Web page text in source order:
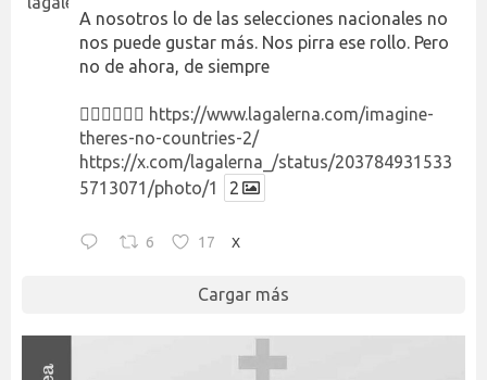
A nosotros lo de las selecciones nacionales no
nos puede gustar más. Nos pirra ese rollo. Pero
no de ahora, de siempre
👉🏻👉🏻👉🏻 https://www.lagalerna.com/imagine-
theres-no-countries-2/
https://x.com/lagalerna_/status/203784931533
5713071/photo/1
2
6 17 X
Cargar más